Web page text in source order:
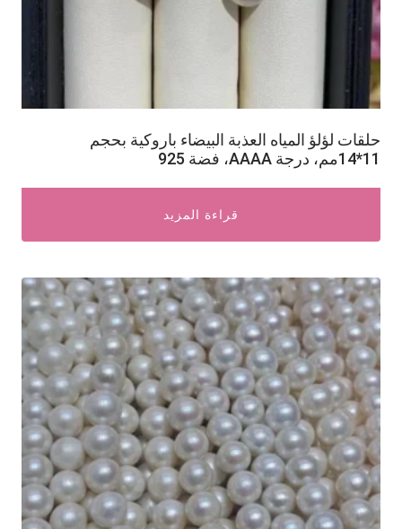
حلقات لؤلؤ المياه العذبة البيضاء باروكية بحجم
11*14مم، درجة AAAA، فضة 925
قراءة المزيد